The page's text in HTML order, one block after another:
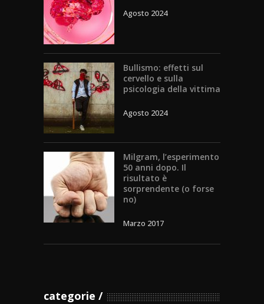
Agosto 2024
Bullismo: effetti sul
cervello e sulla
psicologia della vittima
Agosto 2024
Milgram, l’esperimento
50 anni dopo. Il
risultato è
sorprendente (o forse
no)
Marzo 2017
categorie